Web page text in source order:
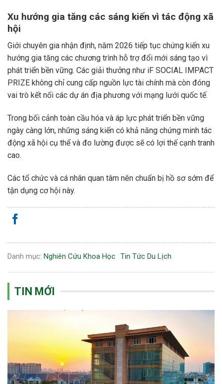
Xu hướng gia tăng các sáng kiến vì tác động xã
hội
Giới chuyên gia nhận định, năm 2026 tiếp tục chứng kiến xu
hướng gia tăng các chương trình hỗ trợ đổi mới sáng tạo vì
phát triển bền vững. Các giải thưởng như iF SOCIAL IMPACT
PRIZE không chỉ cung cấp nguồn lực tài chính mà còn đóng
vai trò kết nối các dự án địa phương với mạng lưới quốc tế.
Trong bối cảnh toàn cầu hóa và áp lực phát triển bền vững
ngày càng lớn, những sáng kiến có khả năng chứng minh tác
động xã hội cụ thể và đo lường được sẽ có lợi thế cạnh tranh
cao.
Các tổ chức và cá nhân quan tâm nên chuẩn bị hồ sơ sớm để
tận dụng cơ hội này.
Danh mục: Nghiên Cứu Khoa Học Tin Tức Du Lịch
TIN MỚI